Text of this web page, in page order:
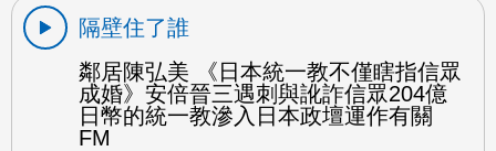
隔壁住了誰
鄰居陳弘美 《日本統一教不僅瞎指信眾
成婚》安倍晉三遇刺與訛詐信眾204億
日幣的統一教滲入日本政壇運作有關
FM